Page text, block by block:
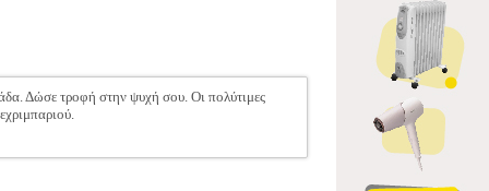
Δώσε τροφή στην ψυχή σου. Οι πολύτιμες